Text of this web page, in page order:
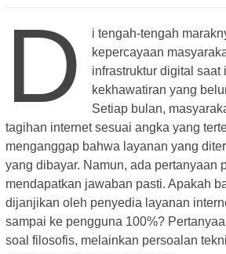
D
i tengah-tengah
kepercayaan
infrastruktur digital saat
kekhawatiran yang
Setiap bulan,
tagihan internet sesuai angka yang
menganggap bahwa layanan yang
yang dibayar. Namun, ada pertanyaan
mendapatkan jawaban pasti. Apakah
dijanjikan oleh penyedia layanan
sampai ke pengguna 100%?
soal filosofis, melainkan persoalan